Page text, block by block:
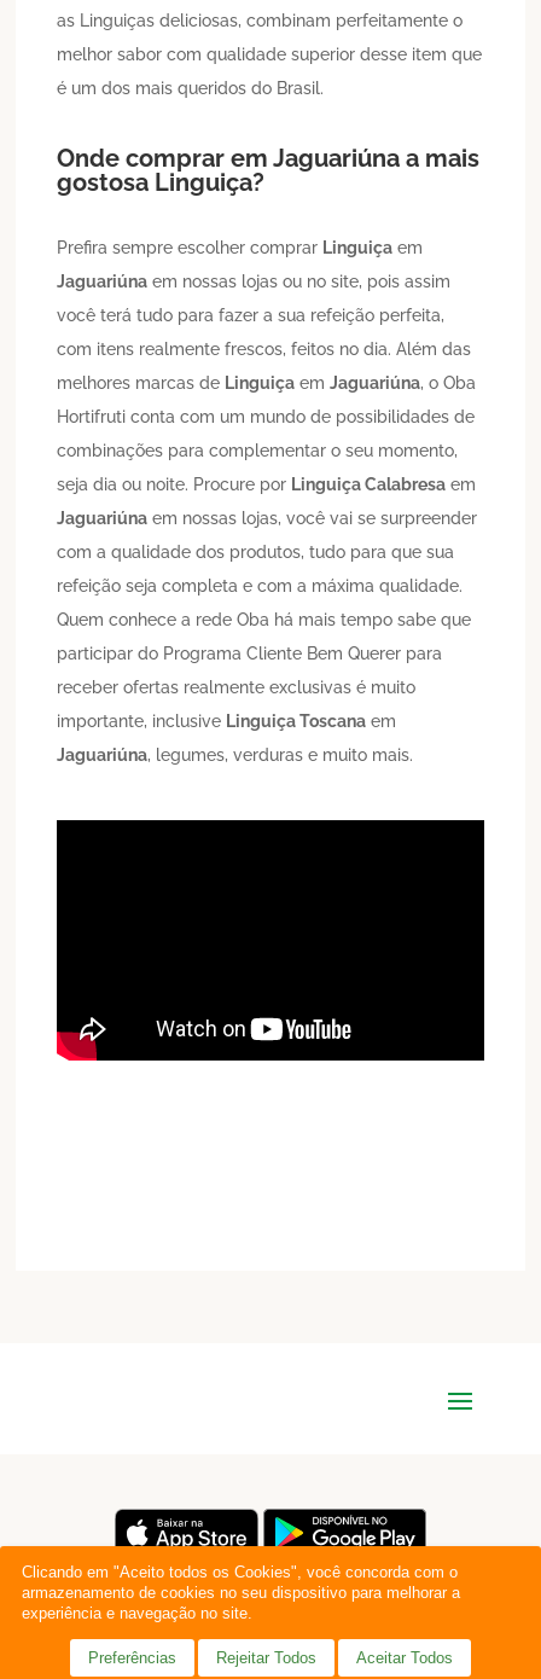
as Linguiças deliciosas, combinam perfeitamente o
melhor sabor com qualidade superior desse item que
é um dos mais queridos do Brasil.
Onde comprar emJaguariúna a mais
gostosa Linguiça?
Prefira sempre escolher comprar Linguiça em
Jaguariúna em nossas lojas ou no site, pois assim
você terá tudo para fazer a sua refeição perfeita,
com itens realmente frescos, feitos no dia. Além das
melhores marcas de Linguiça emJaguariúna, o Oba
Hortifruti conta com um mundo de possibilidades de
combinações para complementar o seu momento,
seja dia ou noite. Procure por Linguiça Calabresa em
Jaguariúna em nossas lojas, você vai se surpreender
com a qualidade dos produtos, tudo para que sua
refeição seja completa e com a máxima qualidade.
Quem conhece a rede Oba há mais tempo sabe que
participar do Programa Cliente Bem Querer para
receber ofertas realmente exclusivas é muito
importante, inclusive Linguiça Toscana em
Jaguariúna, legumes, verduras e muito mais.
Clicando em "Aceito todos os Cookies", você concorda com o
armazenamento de cookies no seu dispositivo para melhorar a
experiência e navegação no site.
Preferências Rejeitar Todos Aceitar Todos